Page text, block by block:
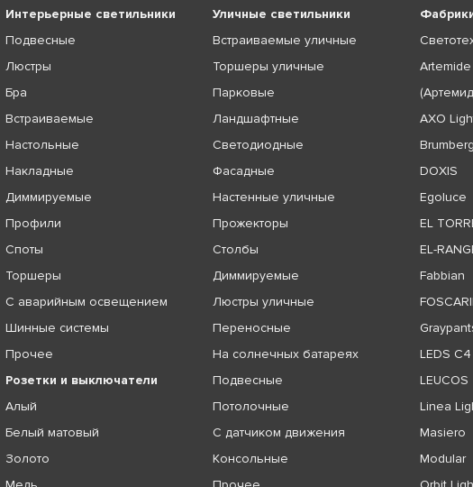
Интерьерные светильники
Подвесные
Люстры
Бра
Встраиваемые
Настольные
Накладные
Диммируемые
Профили
Споты
Торшеры
С аварийным освещением
Шинные системы
Прочее
Розетки и выключатели
Алый
Белый матовый
Золото
Уличные светильники
Встраиваемые уличные
Торшеры уличные
Парковые
Ландшафтные
Светодиодные
Фасадные
Настенные уличные
Прожекторы
Столбы
Диммируемые
Люстры уличные
Переносные
На солнечных батареях
Подвесные
Потолочные
С датчиком движения
Консольные
Artemide
AXO
Brumberg
DOXIS
Egoluce
EL
EL-
Fabbian
LEDS C4
LEUCOS
Linea
Masiero
Modular